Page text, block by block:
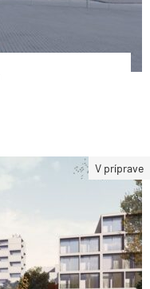
V príprave